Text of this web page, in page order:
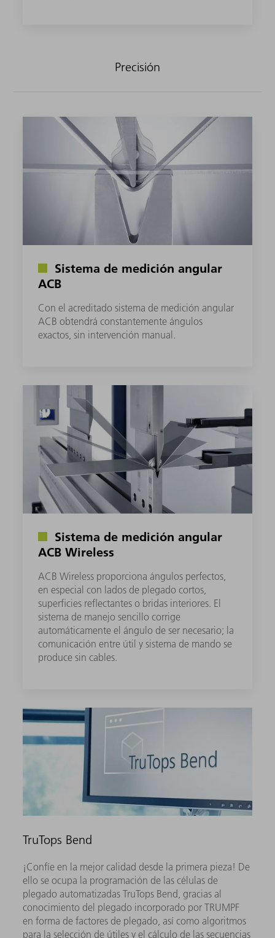
Precisión
Sistema de medición angular
ACB
Con el acreditado sistema de medición angular
ACB obtendrá constantemente ángulos
exactos, sin intervención manual.
Sistema de medición angular
ACB Wireless
ACB Wireless proporciona ángulos perfectos,
en especial con lados de plegado cortos,
superficies reflectantes o bridas interiores. El
sistema de manejo sencillo corrige
automáticamente el ángulo de ser necesario; la
comunicación entre útil y sistema de mando se
produce sin cables.
TruTops Bend
¡Confíe en la mejor calidad desde la primera pieza! De
ello se ocupa la programación de las células de
plegado automatizadas TruTops Bend, gracias al
conocimiento del plegado incorporado por TRUMPF
en forma de factores de plegado, así como algoritmos
para la selección de útiles y el cálculo de las secuencias